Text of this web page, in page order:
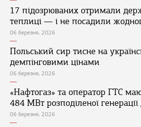
17 підозрюваних отримали
теплиці — і не посадили
06 березня, 2026
Польський сир тисне на
демпінговими цінами
06 березня, 2026
«Нафтогаз» та оператор ГТС
484 МВт розподіленої
06 березня, 2026